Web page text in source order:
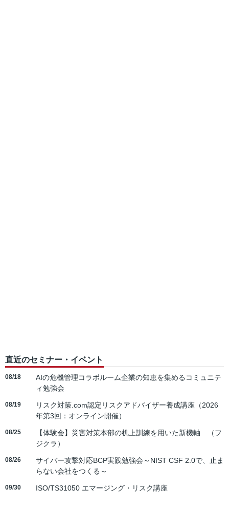
直近のセミナー・イベント
08/18
AIの危機管理コラボルーム企業の知恵を集めるコミュニテ
ィ勉強会
08/19
リスク対策.com認定リスクアドバイザー養成講座（2026
年第3回：オンライン開催）
08/25
【体験会】災害対策本部の机上訓練を用いた新機軸 （フ
ジクラ）
08/26
サイバー攻撃対応BCP実践勉強会～NIST CSF 2.0で、止ま
らない会社をつくる～
09/30 ISO/TS31050 エマージング・リスク講座